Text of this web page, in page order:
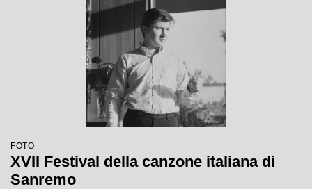
FOTO
XVII Festival della canzone italiana di
Sanremo